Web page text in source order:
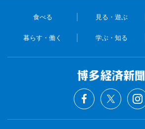
食べる 見る・遊ぶ
暮らす・働く 学ぶ・知る